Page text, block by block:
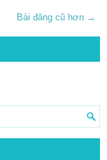
Bài đăng cũ hơn →